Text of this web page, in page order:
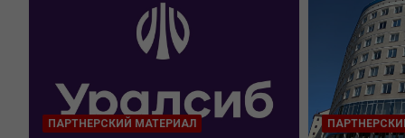
ПАРТНЕРСКИЙ МАТЕРИАЛ